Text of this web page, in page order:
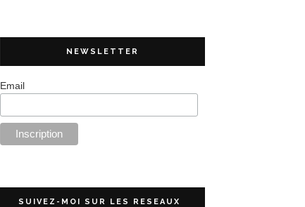
NEWSLETTER
Email
SUIVEZ-MOI SUR LES RESEAUX